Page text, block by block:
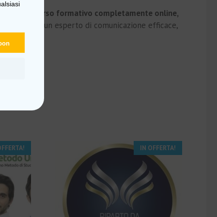
percorso formativo completamente online,
un esperto di comunicazione efficace,
IN OFFERTA!